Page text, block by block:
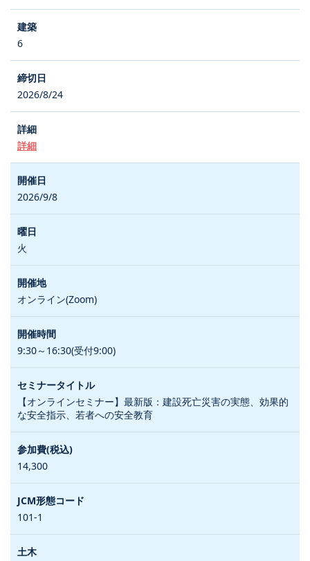
6
2026/8/24
詳細
2026/9/8
火
オンライン(Zoom)
9:30～16:30(受付9:00)
【オンラインセミナー】最新版：建設死亡災害の実態、効果的
な安全指示、若者への安全教育
14,300
101-1